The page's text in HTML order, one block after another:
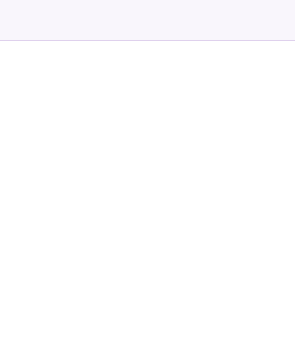
140,95 DKK 249,95 DKK